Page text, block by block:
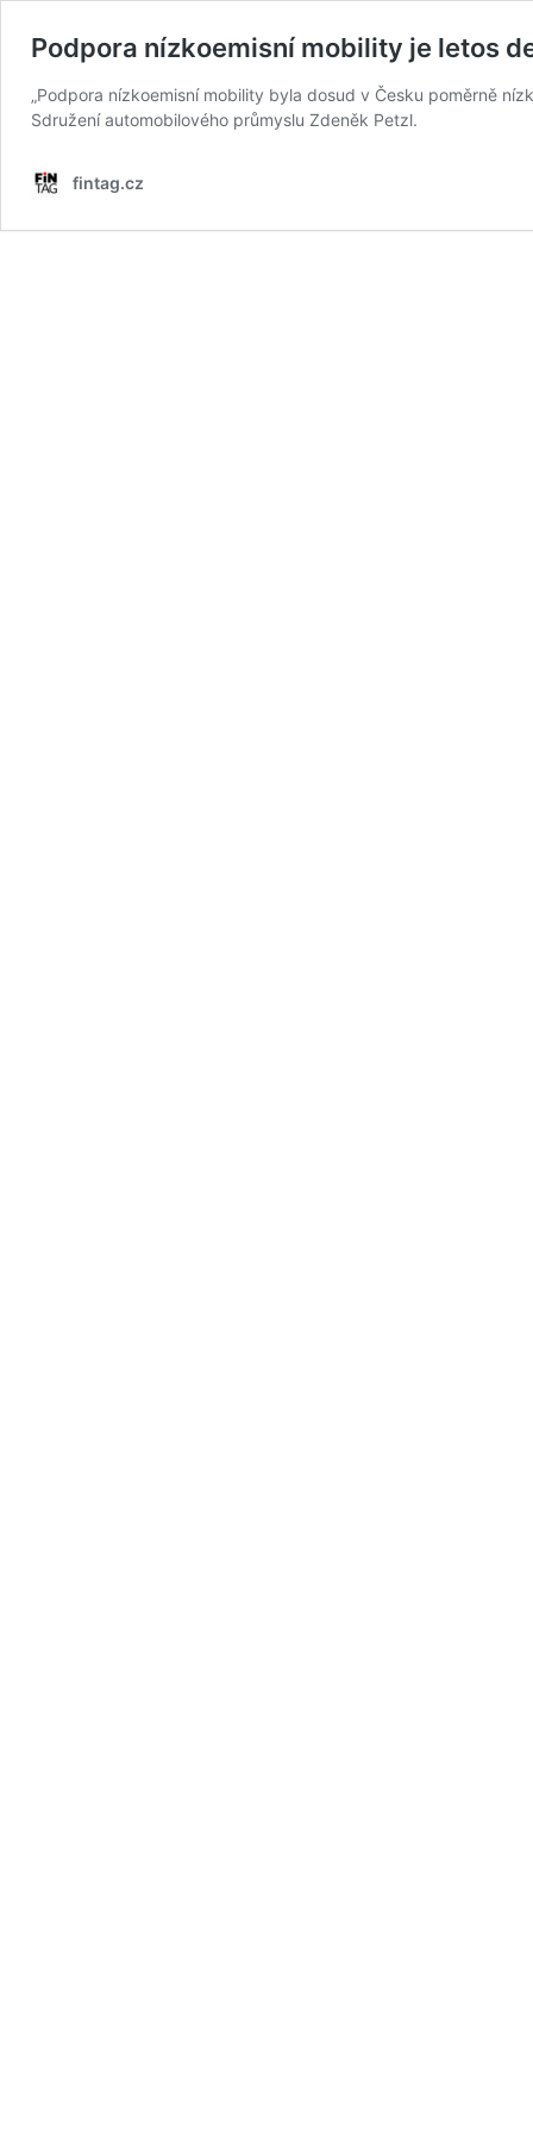
Podpora nízkoemisní mobility je letos
„Podpora nízkoemisní mobility byla dosud v Česku poměrně
Sdružení automobilového průmyslu Zdeněk Petzl.
fintag.cz